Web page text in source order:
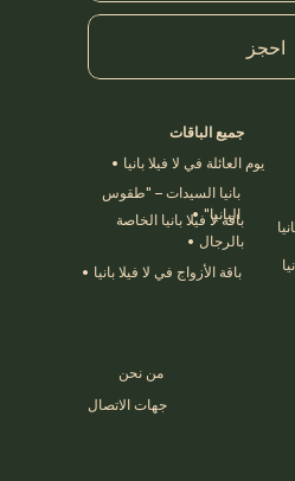
احجز
باقة لا فيلا بانيا الخاصة
بالرجال •
باقة الأزواج في لا فيلا بانيا •
بانيا السيدات – "طقوس
البانيا" •
يوم العائلة في لا فيلا بانيا •
جميع الباقات
جهات الاتصال
من نحن